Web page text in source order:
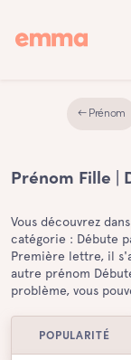
← Prénom
Prénom Fille |
Vous découvrez
catégorie : Débute
Première lettre, il
autre prénom
problème, vous
POPULARITÉ